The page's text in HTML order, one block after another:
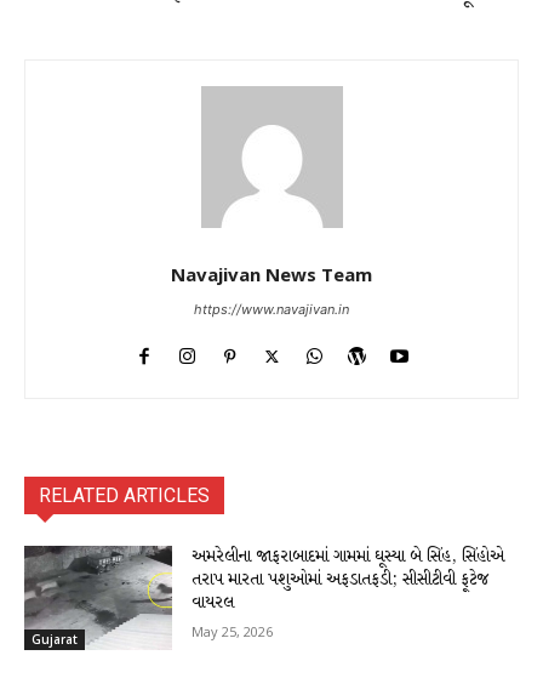
Navajivan News Team
https://www.navajivan.in
RELATED ARTICLES
Gujarat
અમરેલીના જાફરાબાદમાં ગામમાં ઘૂસ્યા બે સિંહ, સિંહોએ
તરાપ મારતા પશુઓમાં અફડાતફડી; સીસીટીવી ફૂટેજ
વાયરલ
May 25, 2026